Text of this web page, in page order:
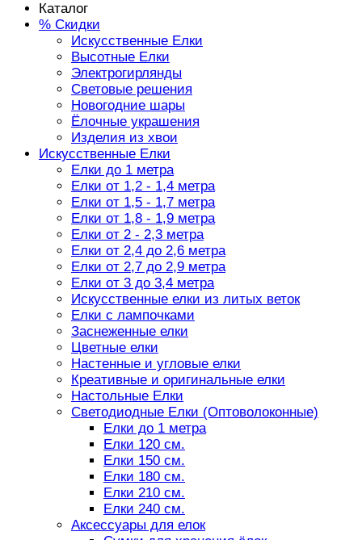
Каталог
% Скидки
Искусственные Елки
Высотные Елки
Электрогирлянды
Световые решения
Новогодние шары
Ёлочные украшения
Изделия из хвои
Искусственные Елки
Елки до 1 метра
Елки от 1,2 - 1,4 метра
Елки от 1,5 - 1,7 метра
Елки от 1,8 - 1,9 метра
Елки от 2 - 2,3 метра
Елки от 2,4 до 2,6 метра
Елки от 2,7 до 2,9 метра
Елки от 3 до 3,4 метра
Искусственные елки из литых веток
Елки с лампочками
Заснеженные елки
Цветные елки
Настенные и угловые елки
Креативные и оригинальные елки
Настольные Елки
Светодиодные Елки (Оптоволоконные)
Елки до 1 метра
Елки 120 см.
Елки 150 см.
Елки 180 см.
Елки 210 см.
Елки 240 см.
Аксессуары для елок